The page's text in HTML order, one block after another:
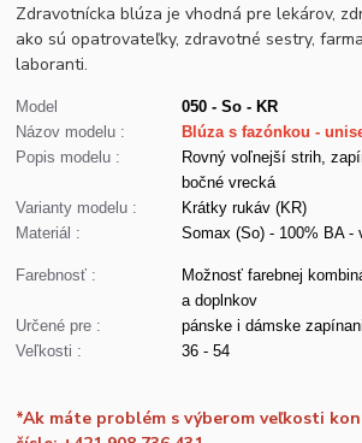
Zdravotnícka blúza je vhodná pre lekárov,
ako sú opatrovateľky, zdravotné sestry,
laboranti.
Model
050 - So - KR
Názov modelu :
Blúza s fazónkou -
Popis modelu :
Rovný voľnejší strih,
bočné vrecká
Varianty modelu :
Krátky rukáv (KR)
Materiál :
Somax (So) - 100% BA -
Farebnosť :
Možnosť farebnej
a doplnkov
Určené pre :
pánske i dámske
Veľkosti :
36 - 54
*Ak máte problém s výberom veľkosti